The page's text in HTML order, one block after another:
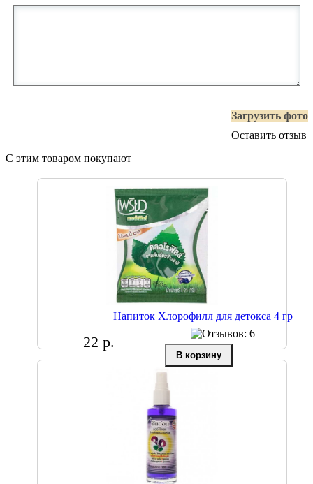
Загрузить фото
Оставить отзыв
С этим товаром покупают
Напиток Хлорофилл для детокса 4 гр
22 р.